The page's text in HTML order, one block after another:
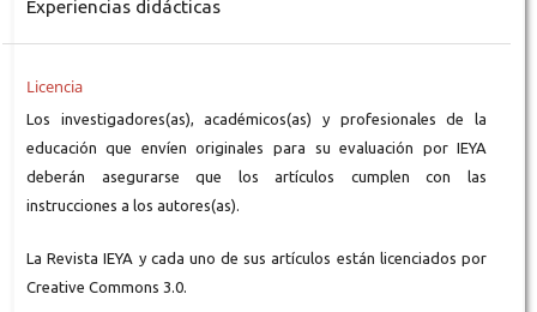
Experiencias didácticas
Licencia
Los investigadores(as), académicos(as) y profesionales de la
educación que envíen originales para su evaluación por IEYA
deberán asegurarse que los artículos cumplen con las
instrucciones a los autores(as).
La Revista IEYA y cada uno de sus artículos están licenciados por
Creative Commons 3.0.